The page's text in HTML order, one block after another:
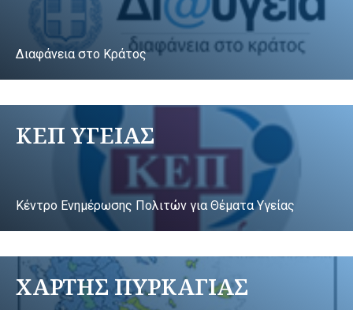
Διαφάνεια στο Κράτος
ΚΕΠ ΥΓΕΙΑΣ
Κέντρο Ενημέρωσης Πολιτών για Θέματα Υγείας
ΧΑΡΤΗΣ ΠΥΡΚΑΓΙΑΣ